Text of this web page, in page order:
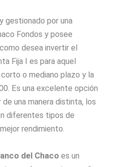
gestionado por una
Fondos y posee
desea invertir el
Fija I es para aquel
o mediano plazo y la
Es una excelente opción
una manera distinta, los
diferentes tipos de
rendimiento.
del Chaco es un